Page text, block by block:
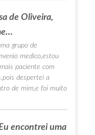
de Oliveira,
grupo de
medico,estou
paciente com
despertei a
de mim,e foi muito
encontrei uma